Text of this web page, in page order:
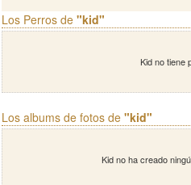
Los Perros de "kid"
Kid no tiene
Los albums de fotos de "kid"
Kid no ha creado